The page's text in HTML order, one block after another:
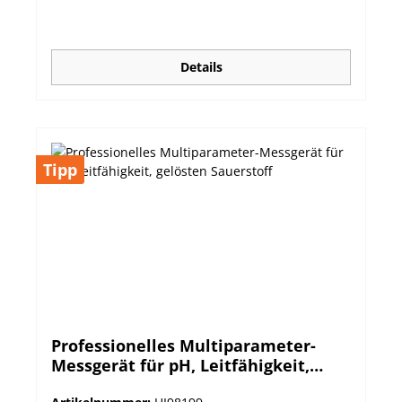
Details
Tipp
Professionelles Multiparameter-
Messgerät für pH, Leitfähigkeit,